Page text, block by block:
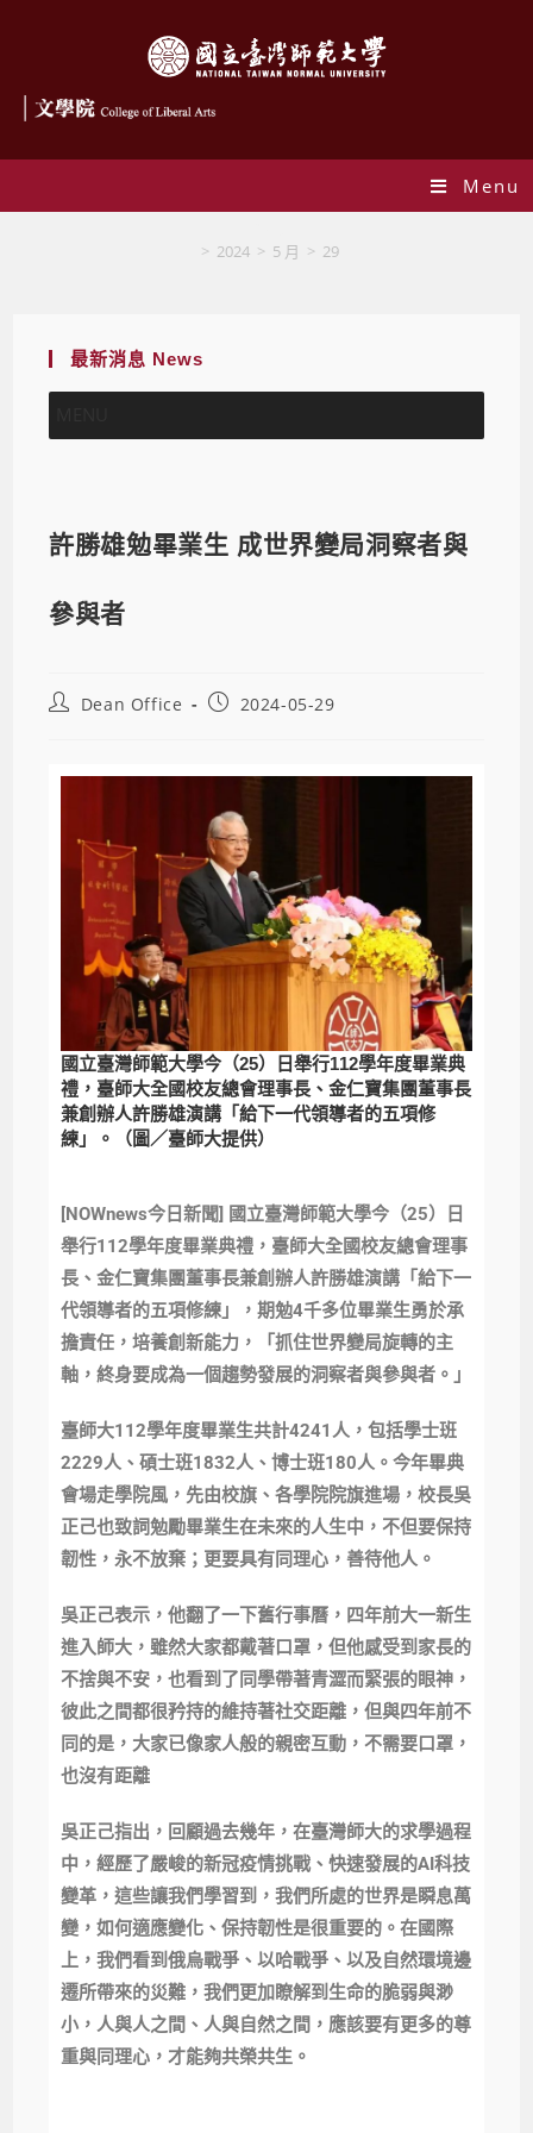
Menu
> 2024 > 5 月 > 29
最新消息 News
許勝雄勉畢業生 成世界變局洞察者與
參與者
Dean Office 2024-05-29
國立臺灣師範大學今（25）日舉行112學年度畢業典
禮，臺師大全國校友總會理事長、金仁寶集團董事長
兼創辦人許勝雄演講「給下一代領導者的五項修
練」。（圖／臺師大提供）
[NOWnews今日新聞] 國立臺灣師範大學今（25）日
舉行112學年度畢業典禮，臺師大全國校友總會理事
長、金仁寶集團董事長兼創辦人許勝雄演講「給下一
代領導者的五項修練」，期勉4千多位畢業生勇於承
擔責任，培養創新能力，「抓住世界變局旋轉的主
軸，終身要成為一個趨勢發展的洞察者與參與者。」
臺師大112學年度畢業生共計4241人，包括學士班
2229人、碩士班1832人、博士班180人。今年畢典
會場走學院風，先由校旗、各學院院旗進場，校長吳
正己也致詞勉勵畢業生在未來的人生中，不但要保持
韌性，永不放棄；更要具有同理心，善待他人。
吳正己表示，他翻了一下舊行事曆，四年前大一新生
進入師大，雖然大家都戴著口罩，但他感受到家長的
不捨與不安，也看到了同學帶著青澀而緊張的眼神，
彼此之間都很矜持的維持著社交距離，但與四年前不
同的是，大家已像家人般的親密互動，不需要口罩，
也沒有距離
吳正己指出，回顧過去幾年，在臺灣師大的求學過程
中，經歷了嚴峻的新冠疫情挑戰、快速發展的AI科技
變革，這些讓我們學習到，我們所處的世界是瞬息萬
變，如何適應變化、保持韌性是很重要的。在國際
上，我們看到俄烏戰爭、以哈戰爭、以及自然環境邊
遷所帶來的災難，我們更加瞭解到生命的脆弱與渺
小，人與人之間、人與自然之間，應該要有更多的尊
重與同理心，才能夠共榮共生。